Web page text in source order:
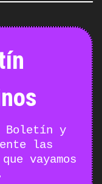
Boletín y
las
vayamos